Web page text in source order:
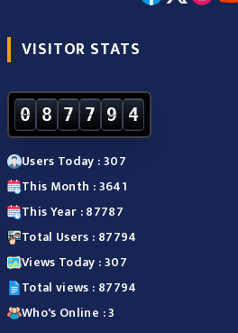
VISITOR STATS
0 8 7 7 9 4
Users Today : 307
This Month : 3641
This Year : 87787
Total Users : 87794
Views Today : 307
Total views : 87794
Who's Online : 3